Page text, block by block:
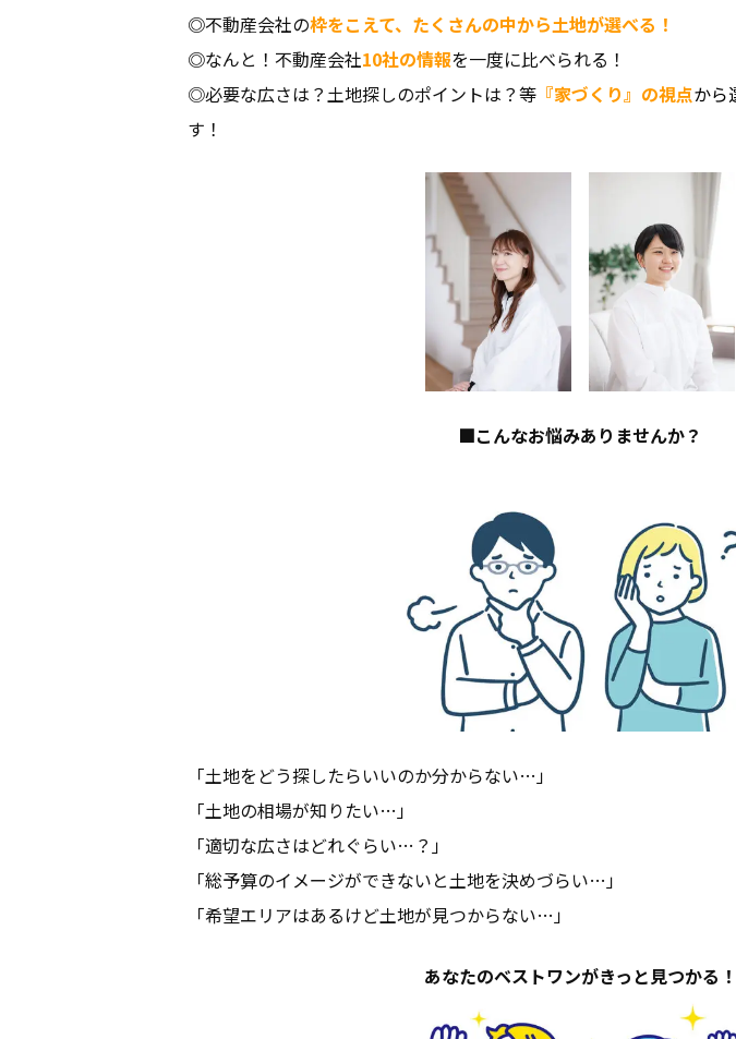
家づくりについて
建物について
ブランドラインアップ
不動産情報
スタッフブログ
スタッ
コラム
会社概
SDGs
定期
◎不動産会社の枠をこえて、たくさんの中から土地が選べる！
◎なんと！不動産会社10社の情報を一度に比べられる！
◎必要な広さは？土地探しのポイントは？等 『家づくり』の視点から
す！
■こんなお悩みありませんか？
「土地をどう探したらいいのか分からない…」
「土地の相場が知りたい…」
「適切な広さはどれぐらい…？」
「総予算のイメージができないと土地を決めづらい…」
「希望エリアはあるけど土地が見つからない…」
あなたのベストワンがきっと見つかる！